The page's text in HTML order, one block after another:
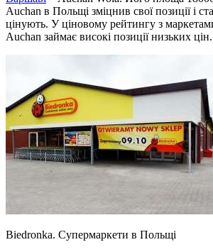
Auchan в Польщі зміцнив свої позиції і
цінують. У ціновому рейтингу з
Auchan займає високі позиції низьких цін.
Biedronka. Супермаркети в Польщі